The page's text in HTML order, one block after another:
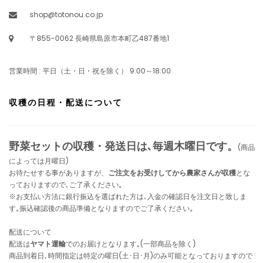
shop@totonou.co.jp
〒855-0062 長崎県島原市本町乙487番地1
営業時間 : 平日（土・日・祝を除く） 9:00～18:00
収穫の日程・配送について
野菜セットの収穫・発送日は､毎週木曜日です。
(商品
によっては月曜日)
お待たせする事がありますが、 ご注文をお受けしてから農家さんが収穫とな
っておりますので､ご了承ください｡
※お支払い方法に銀行振込を選ばれた方は､入金の確認日を注文日と致しま
す｡振込確認後の商品準備となりますのでご了承ください｡
配送について
配送はヤマト運輸でのお届けとなります｡(一部商品を除く)
商品到着日､時間指定は特定の曜日(土･日･月)のみ可能となっておりますので